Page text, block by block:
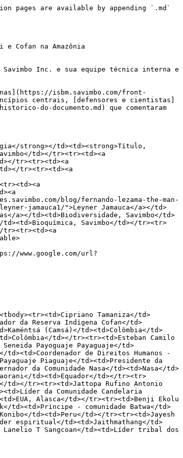
pages are available by appending `.md`
Cofan na Amazônia
Inc. e sua equipe técnica interna e
isbm.savimbo.com/front-
centrais, [defensores e cientistas]
do-documento.md) que comentaram
strong></td><td><strong>Título,
td></tr><tr><td><a
tr><tr><td><a
tr><tr><td><a
blog/fernando-lezama-the-man-
jamauca1/">Leyner Jamauca</a></td>
a></td><td>Biodiversidade, Savimbo</td>
Savimbo</td></tr><tr>
www.google.com/url?
Tamaniza</td>
da Reserva Indígena Cofan</td>
(Camsá)</td><td>Colômbia</td>
td></tr><tr><td>Esteban Camilo
Payoguaje Payaguaje</td>
de Direitos Humanos -
Piaguaje</td><td>Presidente da
da Comunidade Nasa</td><td>Nasa</td>
td><td>Equador</td></tr><tr>
td></tr><tr><td>Jattopa Rufino Antonio
da Comunidade Candelaria
Alasca</td></tr><tr><td>Benji Ekolu
td><td>Príncipe - comunidade Batwa</td>
td><td>Peru</td></tr><tr><td>Jayesh
espiritual</td><td>Jaithmathang</td>
Lanelio T Sangcoan</td><td>Líder tribal dos